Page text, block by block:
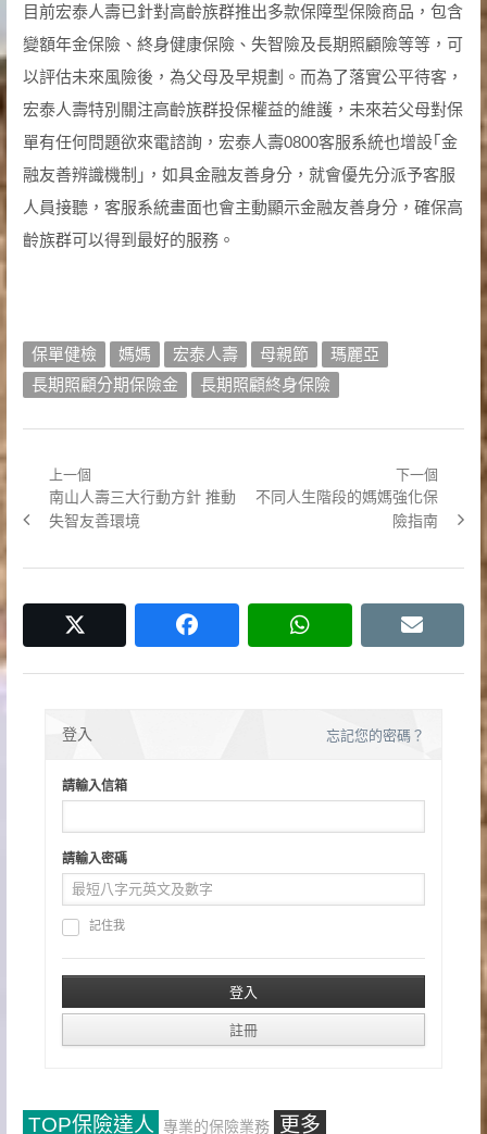
目前宏泰人壽已針對高齡族群推出多款保障型保險商品，包含
變額年金保險、終身健康保險、失智險及長期照顧險等等，可
以評估未來風險後，為父母及早規劃。而為了落實公平待客，
宏泰人壽特別關注高齡族群投保權益的維護，未來若父母對保
單有任何問題欲來電諮詢，宏泰人壽0800客服系統也增設｢金
融友善辨識機制｣，如具金融友善身分，就會優先分派予客服
人員接聽，客服系統畫面也會主動顯示金融友善身分，確保高
齡族群可以得到最好的服務。
保單健檢 媽媽 宏泰人壽 母親節
瑪麗亞
長期照顧分期保險金
長期照顧終身保險
章
導
覽
上一個
Previous
post:
南山人壽三大行動方針 推動
失智友善環境
下一個
Next
不同人生階段的媽媽強化保
險指南
facebook whatsapp email
登入 忘記您的密碼？
請輸入信箱
請輸入密碼
記住我
TOP保險達人 專業的保險業務 更多